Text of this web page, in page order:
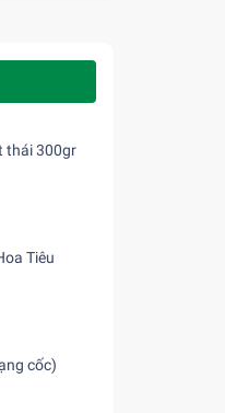
thái 300gr
Tiêu
cốc)